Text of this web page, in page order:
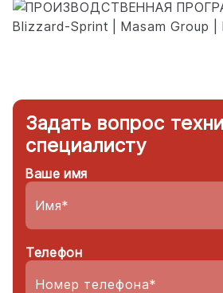
Задать вопрос
специалисту
Ваше имя
Телефон